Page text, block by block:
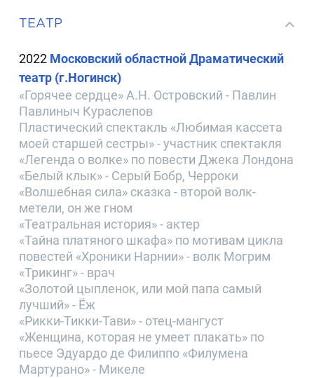
ТЕАТР
2022 Московский областной Драматический
театр (г.Ногинск)
«Горячее сердце» А.Н. Островский - Павлин
Павлиныч Кураслепов
Пластический спектакль «Любимая кассета
моей старшей сестры» - участник спектакля
«Легенда о волке» по повести Джека Лондона
«Белый клык» - Серый Бобр, Черроки
«Волшебная сила» сказка - второй волк-
метели, он же гном
«Театральная история» - актер
«Тайна платяного шкафа» по мотивам цикла
повестей «Хроники Нарнии» - волк Могрим
«Трикинг» - врач
«Золотой цыпленок, или мой папа самый
лучший» - Ёж
«Рикки-Тикки-Тави» - отец-мангуст
«Женщина, которая не умеет плакать» по
пьесе Эдуардо де Филиппо «Филумена
Мартурано» - Микеле